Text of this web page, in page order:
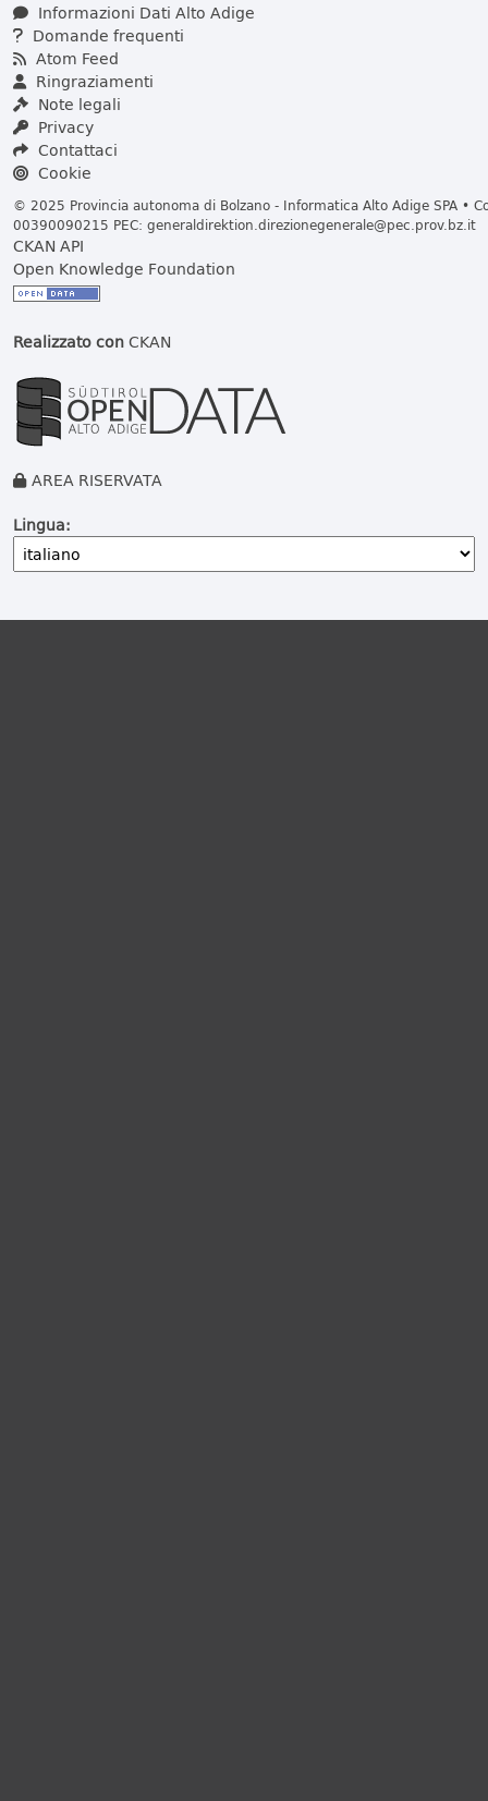
Informazioni Dati Alto Adige
Domande frequenti
Atom Feed
Ringraziamenti
Note legali
Privacy
Contattaci
Cookie
© 2025 Provincia autonoma di Bolzano - Informatica Alto Adige SPA •
00390090215 PEC: generaldirektion.direzionegenerale@pec.prov.bz.it
CKAN API
Open Knowledge Foundation
Realizzato conCKAN
AREA RISERVATA
Lingua